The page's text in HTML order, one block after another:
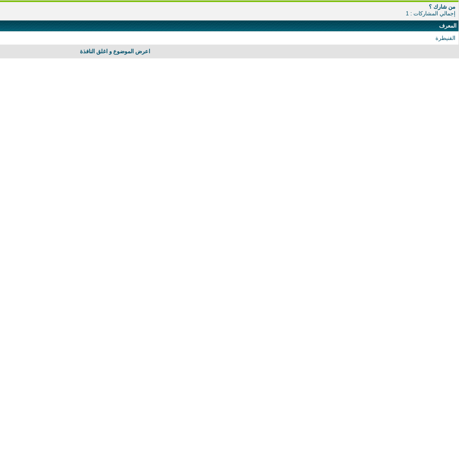
من شارك ؟
إجمالي المشاركات : 1
المعرف
القنيطرة
اعرض الموضوع و اغلق النافذة